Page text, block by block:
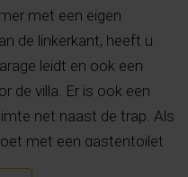
met een eigen
de linkerkant, heeft u
leidt en ook een
de villa. Er is ook een
net naast de trap. Als
met een gastentoilet
naar een mooie open